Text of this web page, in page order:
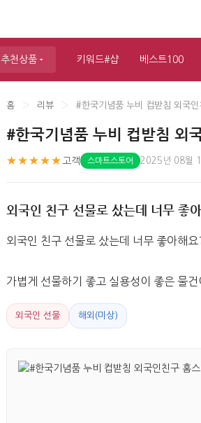
추천상품 키워드#샵 베스트100
홈 › 리뷰 › #한국기념품 누비 컵받침 외국
#한국기념품 누비 컵받침 외
★★★★★ 고객 스마트스토어 2025년 08월
외국인 친구 선물로 샀는데 너무 좋
외국인 친구 선물로 샀는데 너무 좋아해요
가볍게 선물하기 좋고 실용성이 좋은 물
외국인 선물 해외(미상)